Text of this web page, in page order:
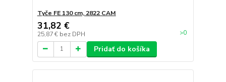
Tyče FE 130 cm, 2822 CAM
31,82 €
25,87 € bez DPH >0
Pridať do košíka